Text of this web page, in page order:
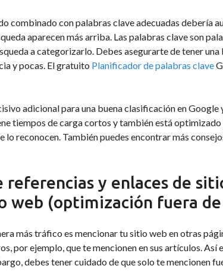
combinado con palabras clave adecuadas debería
aparecen más arriba. Las palabras clave son
a categorizarlo. Debes asegurarte de tener
y pocas. El gratuito Planificador de palabras clave
adicional para una buena clasificación en
tiempos de carga cortos y también está
lo reconocen. También puedes encontrar más
referencias y enlaces de
web (optimización fuera de
más tráfico es mencionar tu sitio web en otras
por ejemplo, que te mencionen en sus artículos. Así
debes tener cuidado de que solo te mencionen